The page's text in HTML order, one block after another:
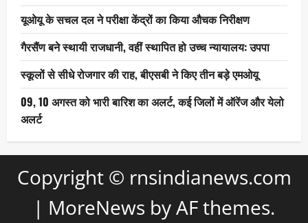
यूओयू के सचल दल ने परीक्षा केंद्रों का किया औचक निरीक्षण
गैरसैंण बने स्थायी राजधानी, वहीं स्थापित हो उच्च न्यायालय: उपपा
स्कूलों से सीधे रोजगार की राह, बीएसबी ने किए तीन बड़े एमओयू
09, 10 अगस्त को भारी बारिश का अलर्ट, कई जिलों में ऑरेंज और येलो
अलर्ट
Copyright © rnsindianews.com
| MoreNews by AF themes.